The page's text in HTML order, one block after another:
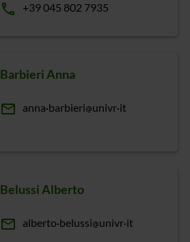
phone +39 045 802 7935
Barbieri Anna
email anna barbieri univr it
Belussi Alberto
email alberto belussi univr it